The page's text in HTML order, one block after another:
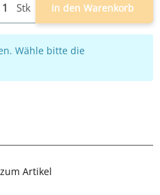
Stk In den Warenkorb
Wähle bitte die
Artikel